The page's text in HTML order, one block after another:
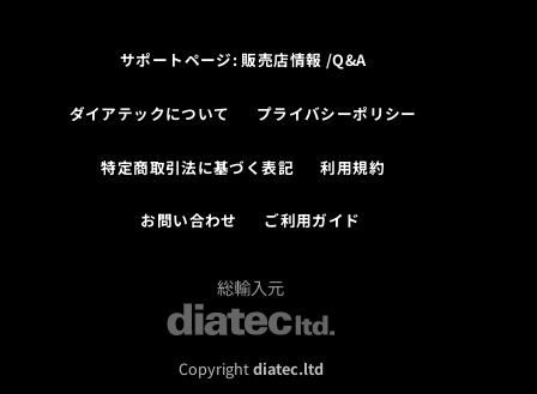
サポートページ: 販売店情報 /Q&A
ダイアテックについて プライバシーポリシー
特定商取引法に基づく表記 利用規約
お問い合わせ ご利用ガイド
総輸入元
Copyrightdiatec.ltd